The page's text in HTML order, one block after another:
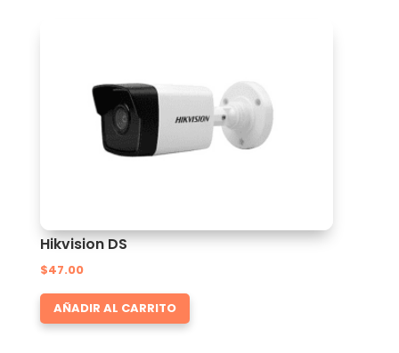
Hikvision DS
$47.00
AÑADIR AL CARRITO